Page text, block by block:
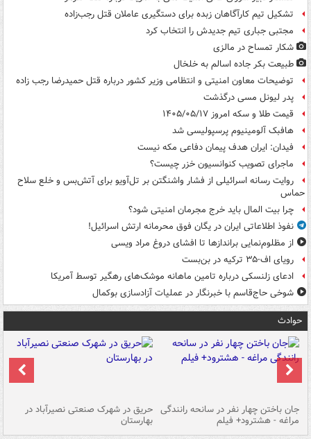
تشکیل تیم کارآگاهان زبده برای دستگیری عاملان قتل رجب‌زاده
مجتبی جباری تیم جدیدش را انتخاب کرد
شکار تمساح در مالزی
طبیعت بکر جاده اسالم به خلخال
توضیحات معاون امنیتی و انتظامی وزیر کشور درباره قتل حمیدرضا رجب زاده
پدر لیونل مسی درگذشت
قیمت طلا و سکه امروز ۱۴۰۵/۰۵/۱۷
هافبک آلومینیوم پرسپولیسی شد
فیدان: ایران هدف پیمان دفاعی مکه نیست
ماجرای تصویب کنوانسیون خزر چیست؟
روایت رسانه اسرائیلی از فشار واشنگتن بر تل‌آویو برای آتش‌بس و خلع سلاح
حماس
چرا بیت المال باید خرج مجرمان امنیتی شود؟
نفوذ اطلاعاتی ایران در یگان فوق محرمانه ارتش اسرائیل!
از مظلوم‌نمایی براندازها تا افشای دروغ مراد ویسی
رویای اف-۳۵ ترکیه در بن‌بست
ادعای زلنسکی درباره تامین ماهانه موشک‌های رهگیر توسط آمریکا
شوخی حاج‌قاسم با خبرنگار در عملیات آزادسازی بوکمال
حوادث
جان باختن چهار نفر در سانحه رانندگی
مراغه - هشترود+ فیلم
حریق در شهرک صنعتی نصیرآباد در
بهارستان